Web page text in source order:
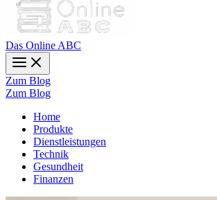
Das Online ABC
Zum Blog
Zum Blog
Home
Produkte
Dienstleistungen
Technik
Gesundheit
Finanzen